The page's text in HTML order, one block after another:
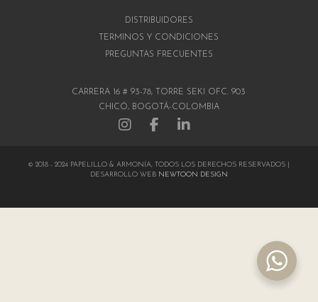
DISTRIBUIDORES
TÉRMINOS Y CONDICIONES
PREGUNTAS FRECUENTES
CARRERA 16 # 93-78, TORRE SEKI OFC. 903
CHICÓ, BOGOTÁ-COLOMBIA
© 2018 - 2024 PAPELILLO & ARMONÍA, TODOS LOS DERECHOS RESERVADOS |
DESARROLLO WEB NEWTOON DESIGN